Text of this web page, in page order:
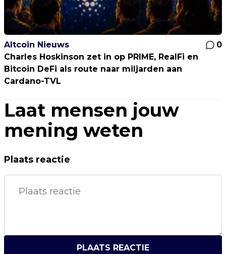
Altcoin Nieuws
0
Charles Hoskinson zet in op PRIME, RealFi en
Bitcoin DeFi als route naar miljarden aan
Cardano-TVL
Laat mensen jouw
mening weten
Plaats reactie
PLAATS REACTIE